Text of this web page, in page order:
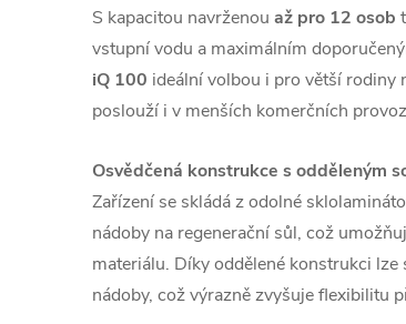
S kapacitou navrženou až pro 12 osob
vstupní vodu a maximálním
iQ 100 ideální volbou i pro větší rodiny
poslouží i v menších komerčních
Osvědčená konstrukce s odděleným
Zařízení se skládá z odolné
nádoby na regenerační sůl, což
materiálu. Díky oddělené konstrukci
nádoby, což výrazně zvyšuje flexibilitu